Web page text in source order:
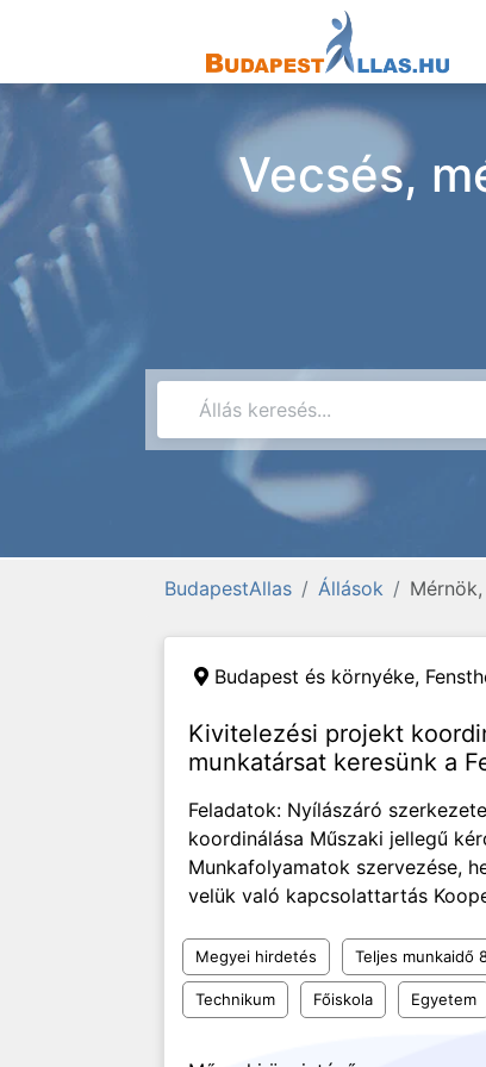
Vecsés,
BudapestAllas Állások
Budapest és környéke,
Kivitelezési projekt
munkatársat keresünk a
Feladatok: Nyílászáró
koordinálása Műszaki jellegű
Munkafolyamatok szervezése,
velük való kapcsolattartás
Megyei hirdetés Teljes munkaidő
Technikum Főiskola Egyetem